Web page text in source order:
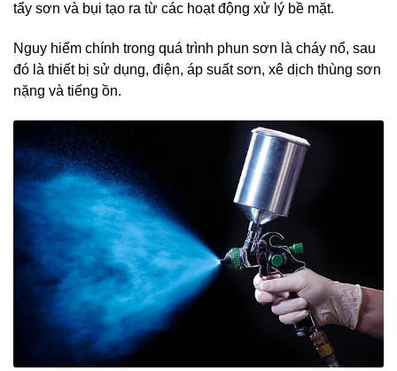
tẩy sơn và bụi tạo ra từ các hoạt động xử lý bề mặt.
Nguy hiểm chính trong quá trình phun sơn là cháy nổ, sau
đó là thiết bị sử dụng, điện, áp suất sơn, xê dịch thùng sơn
nặng và tiếng ồn.